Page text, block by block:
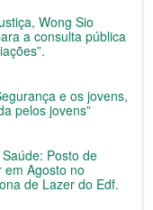
Wong Sio
a consulta pública
e os jovens,
pelos jovens”
Posto de
Agosto no
de Lazer do Edf.